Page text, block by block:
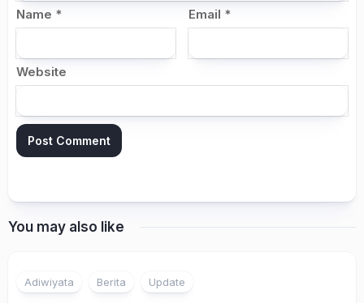
Name * Email *
Website
You may also like
Adiwiyata Berita Update